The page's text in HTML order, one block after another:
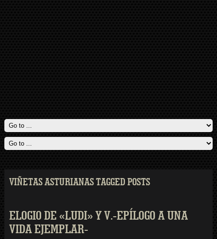
VIÑETAS ASTURIANAS TAGGED POSTS
ELOGIO DE «LUDI» Y V.-EPÍLOGO A UNA
VIDA EJEMPLAR-